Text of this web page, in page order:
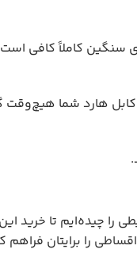
سنگین کاملاً کافی
را چیده‌ایم تا
را برایتان